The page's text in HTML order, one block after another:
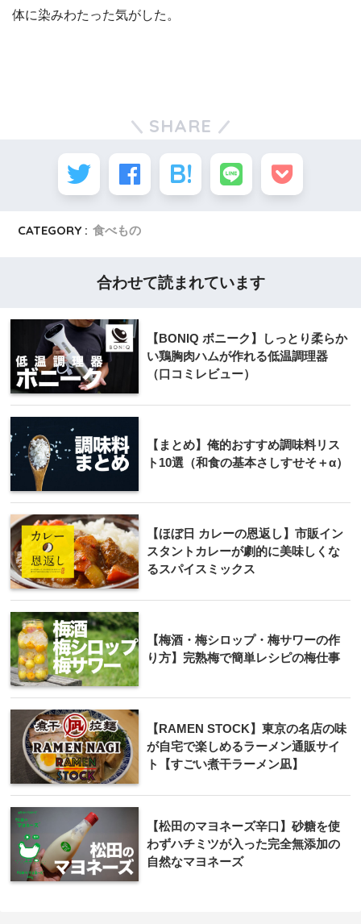
体に染みわたった気がした。
SHARE
CATEGORY : 食べもの
合わせて読まれています
【BONIQ ボニーク】しっとり柔らか
い鶏胸肉ハムが作れる低温調理器
（口コミレビュー）
【まとめ】俺的おすすめ調味料リス
ト10選（和食の基本さしすせそ＋α）
【ほぼ日 カレーの恩返し】市販イン
スタントカレーが劇的に美味しくな
るスパイスミックス
【梅酒・梅シロップ・梅サワーの作
り方】完熟梅で簡単レシピの梅仕事
【RAMEN STOCK】東京の名店の味
が自宅で楽しめるラーメン通販サイ
ト【すごい煮干ラーメン凪】
【松田のマヨネーズ辛口】砂糖を使
わずハチミツが入った完全無添加の
自然なマヨネーズ